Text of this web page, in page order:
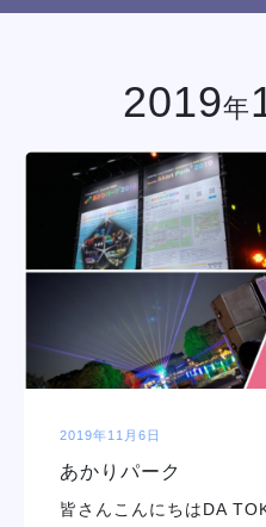
2019年
2019年11月6日
あかりパーク
皆さんこんにちはDA
学校紹介
就職・デビュー